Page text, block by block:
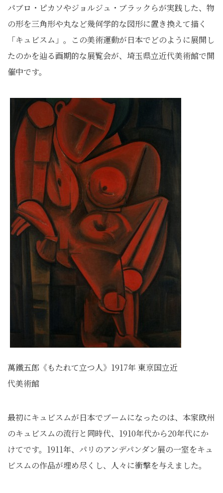
パブロ・ピカソやジョルジュ・ブラックらが実践した、物
の形を三角形や丸など幾何学的な図形に置き換えて描く
「キュビスム」。この美術運動が日本でどのように展開し
たのかを辿る画期的な展覧会が、埼玉県立近代美術館で開
催中です。
萬鐵五郎《もたれて立つ人》1917年 東京国立近
代美術館
最初にキュビスムが日本でブームになったのは、本家欧州
のキュビスムの流行と同時代、1910年代から20年代にか
けてです。1911年、パリのアンデパンダン展の一室をキュ
ビスムの作品が埋め尽くし、人々に衝撃を与えました。